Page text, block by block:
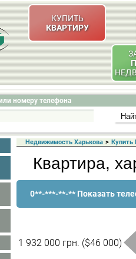
КУПИТЬ
КВАРТИРУ
номеру телефона
Недвижимость Харькова > Купить
Квартира,
0**-***-**-** Показать
1 932 000 грн. ($46 000)